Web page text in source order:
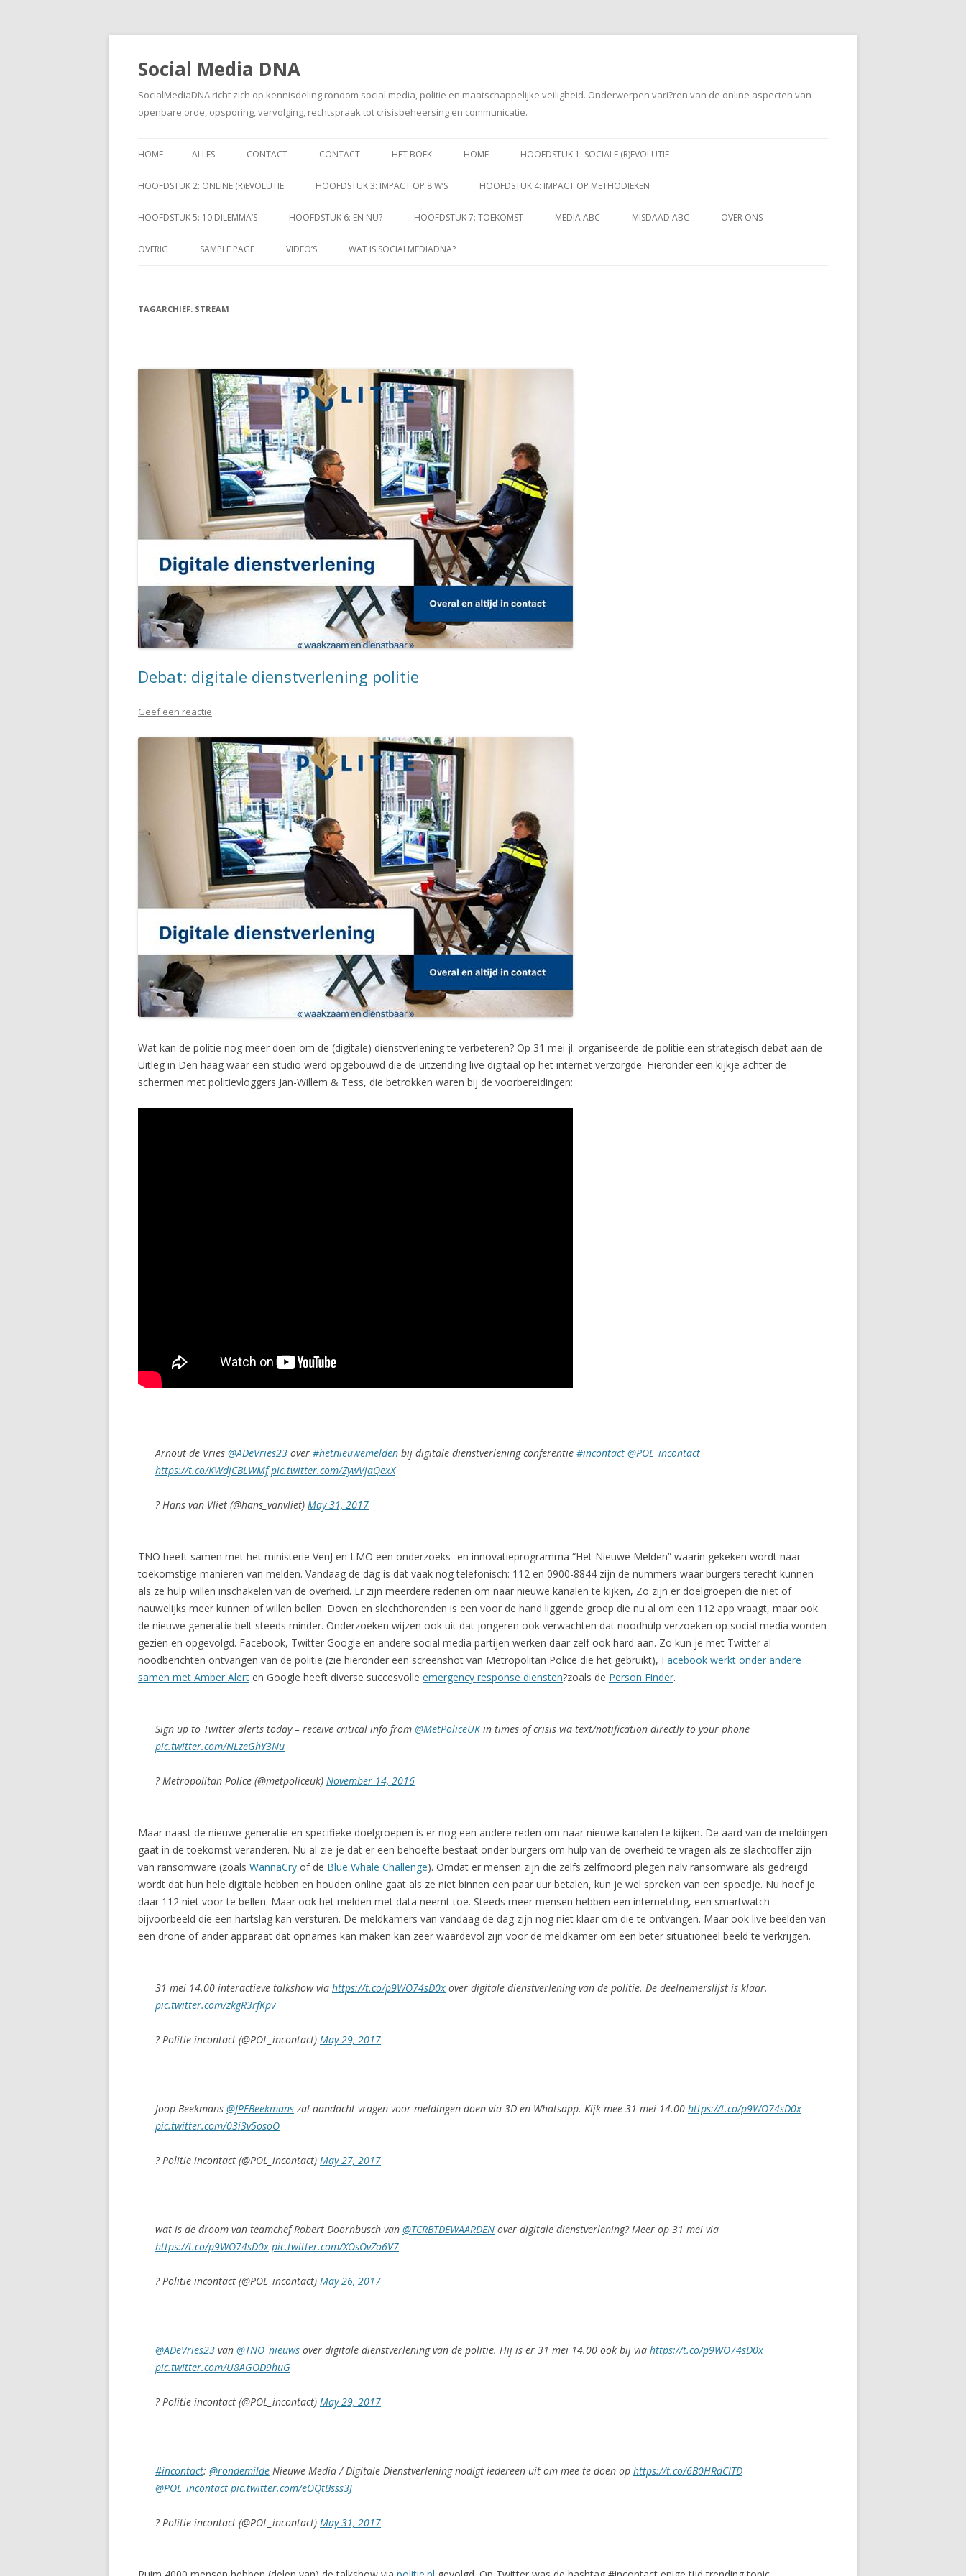
Social Media DNA
SocialMediaDNA richt zich op kennisdeling rondom social media, politie en maatschappelijke veiligheid. Onderwerpen vari?ren van de online aspecten van
openbare orde, opsporing, vervolging, rechtspraak tot crisisbeheersing en communicatie.
naar
HOME ALLES CONTACT CONTACT HET BOEK HOME HOOFDSTUK 1: SOCIALE (R)EVOLUTIE
HOOFDSTUK 2: ONLINE (R)EVOLUTIE HOOFDSTUK 3: IMPACT OP 8 W’S HOOFDSTUK 4: IMPACT OP METHODIEKEN
HOOFDSTUK 5: 10 DILEMMA’S HOOFDSTUK 6: EN NU? HOOFDSTUK 7: TOEKOMST MEDIA ABC MISDAAD ABC OVER ONS
OVERIG SAMPLE PAGE VIDEO’S WAT IS SOCIALMEDIADNA?
TAGARCHIEF: STREAM
Debat: digitale dienstverlening politie
Geef een reactie
Wat kan de politie nog meer doen om de (digitale) dienstverlening te verbeteren? Op 31 mei jl. organiseerde de politie een strategisch debat aan de
Uitleg in Den haag waar een studio werd opgebouwd die de uitzending live digitaal op het internet verzorgde. Hieronder een kijkje achter de
schermen met politievloggers Jan-Willem & Tess, die betrokken waren bij de voorbereidingen:
Arnout de Vries @ADeVries23 over #hetnieuwemelden bij digitale dienstverlening conferentie #incontact @POL_incontact
https://t.co/KWdjCBLWMf pic.twitter.com/ZywVjaQexX
? Hans van Vliet (@hans_vanvliet) May 31, 2017
TNO heeft samen met het ministerie VenJ en LMO een onderzoeks- en innovatieprogramma “Het Nieuwe Melden” waarin gekeken wordt naar
toekomstige manieren van melden. Vandaag de dag is dat vaak nog telefonisch: 112 en 0900-8844 zijn de nummers waar burgers terecht kunnen
als ze hulp willen inschakelen van de overheid. Er zijn meerdere redenen om naar nieuwe kanalen te kijken, Zo zijn er doelgroepen die niet of
nauwelijks meer kunnen of willen bellen. Doven en slechthorenden is een voor de hand liggende groep die nu al om een 112 app vraagt, maar ook
de nieuwe generatie belt steeds minder. Onderzoeken wijzen ook uit dat jongeren ook verwachten dat noodhulp verzoeken op social media worden
gezien en opgevolgd. Facebook, Twitter Google en andere social media partijen werken daar zelf ook hard aan. Zo kun je met Twitter al
noodberichten ontvangen van de politie (zie hieronder een screenshot van Metropolitan Police die het gebruikt), Facebook werkt onder andere
samen met Amber Alert en Google heeft diverse succesvolle emergency response diensten?zoals de Person Finder.
Sign up to Twitter alerts today – receive critical info from @MetPoliceUKin times of crisis via text/notification directly to your phone
pic.twitter.com/NLzeGhY3Nu
? Metropolitan Police (@metpoliceuk) November 14, 2016
Maar naast de nieuwe generatie en specifieke doelgroepen is er nog een andere reden om naar nieuwe kanalen te kijken. De aard van de meldingen
gaat in de toekomst veranderen. Nu al zie je dat er een behoefte bestaat onder burgers om hulp van de overheid te vragen als ze slachtoffer zijn
van ransomware (zoals WannaCry of de Blue Whale Challenge). Omdat er mensen zijn die zelfs zelfmoord plegen nalv ransomware als gedreigd
wordt dat hun hele digitale hebben en houden online gaat als ze niet binnen een paar uur betalen, kun je wel spreken van een spoedje. Nu hoef je
daar 112 niet voor te bellen. Maar ook het melden met data neemt toe. Steeds meer mensen hebben een internetding, een smartwatch
bijvoorbeeld die een hartslag kan versturen. De meldkamers van vandaag de dag zijn nog niet klaar om die te ontvangen. Maar ook live beelden van
een drone of ander apparaat dat opnames kan maken kan zeer waardevol zijn voor de meldkamer om een beter situationeel beeld te verkrijgen.
31 mei 14.00 interactieve talkshow via https://t.co/p9WO74sD0x over digitale dienstverlening van de politie. De deelnemerslijst is klaar.
pic.twitter.com/zkgR3rfKpv
? Politie incontact (@POL_incontact) May 29, 2017
Joop Beekmans @JPFBeekmans zal aandacht vragen voor meldingen doen via 3D en Whatsapp. Kijk mee 31 mei 14.00 https://t.co/p9WO74sD0x
pic.twitter.com/03i3v5osoO
? Politie incontact (@POL_incontact) May 27, 2017
wat is de droom van teamchef Robert Doornbusch van @TCRBTDEWAARDEN over digitale dienstverlening? Meer op 31 mei via
https://t.co/p9WO74sD0x pic.twitter.com/XOsOvZo6V7
? Politie incontact (@POL_incontact) May 26, 2017
@ADeVries23 van @TNO_nieuws over digitale dienstverlening van de politie. Hij is er 31 mei 14.00 ook bij via https://t.co/p9WO74sD0x
pic.twitter.com/U8AGOD9huG
? Politie incontact (@POL_incontact) May 29, 2017
#incontact: @rondemilde Nieuwe Media / Digitale Dienstverlening nodigt iedereen uit om mee te doen op https://t.co/6B0HRdCITD
@POL_incontact pic.twitter.com/eOQtBsss3J
? Politie incontact (@POL_incontact) May 31, 2017